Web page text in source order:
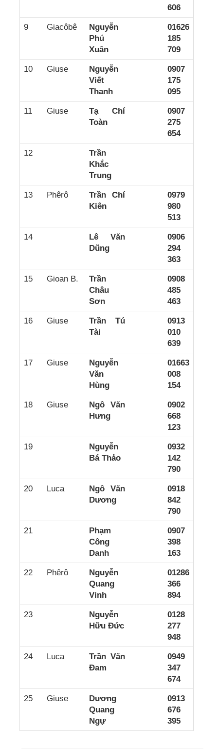
606
9 Giacôbê
Nguyễn
Phú
Xuân
01626
185
709
10 Giuse
Nguyễn
Viết
Thanh
0907
175
095
11 Giuse
Tạ Chí
Toàn
0907
275
654
12
Trần
Khắc
Trung
13 Phêrô
Trần Chí
Kiên
0979
980
513
14
Lê Văn
Dũng
0906
294
363
15 Gioan B.
Trần
Châu
Sơn
0908
485
463
16 Giuse
Trần Tú
Tài
0913
010
639
17 Giuse
Nguyễn
Văn
Hùng
01663
008
154
18 Giuse
Ngô Văn
Hưng
0902
668
123
19
Nguyễn
Bá Thảo
0932
142
790
20 Luca
Ngô Văn
Dương
0918
842
790
21
Phạm
Công
Danh
0907
398
163
22 Phêrô
Nguyễn
Quang
Vinh
01286
366
894
23
Nguyễn
Hữu Đức
0128
277
948
24 Luca
Trần Văn
Đam
0949
347
674
25 Giuse
Dương
Quang
Ngự
0913
676
395